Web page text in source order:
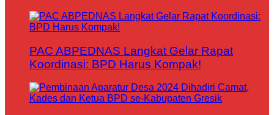
PAC ABPEDNAS Langkat Gelar Rapat
Koordinasi: BPD Harus Kompak!